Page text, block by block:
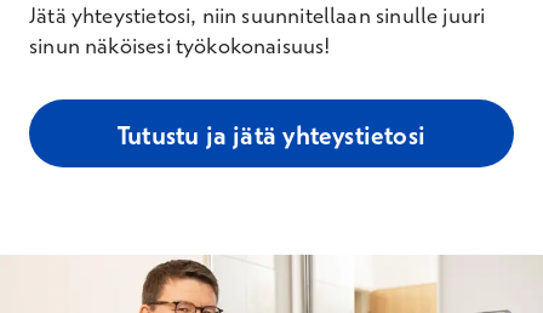
Jätä yhteystietosi, niin suunnitellaan sinulle juuri
sinun näköisesi työkokonaisuus!
Tutustu ja jätä yhteystietosi